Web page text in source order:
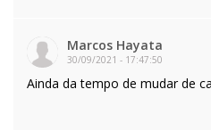
Marcos Hayata
30/09/2021 - 17:47:50
Ainda da tempo de mudar de